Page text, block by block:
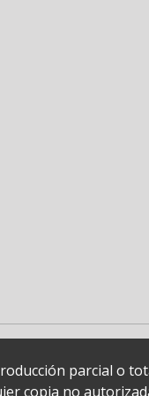
parcial o
copia no